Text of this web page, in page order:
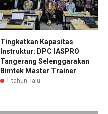
Tingkatkan Kapasitas
Instruktur: DPC IASPRO
Tangerang Selenggarakan
Bimtek Master Trainer
1 tahun lalu